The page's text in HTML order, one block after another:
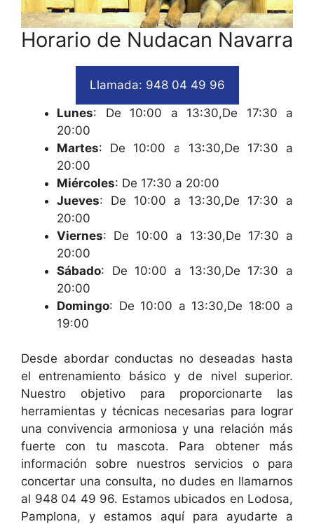
Horario de Nudacan Navarra
Llamada: 948 04 49 96
Lunes: De 10:00 a 13:30,De 17:30 a
20:00
Martes: De 10:00 a 13:30,De 17:30 a
20:00
Miércoles: De 17:30 a 20:00
Jueves: De 10:00 a 13:30,De 17:30 a
20:00
Viernes: De 10:00 a 13:30,De 17:30 a
20:00
Sábado: De 10:00 a 13:30,De 17:30 a
20:00
Domingo: De 10:00 a 13:30,De 18:00 a
19:00
Desde abordar conductas no deseadas hasta
el entrenamiento básico y de nivel superior.
Nuestro objetivo para proporcionarte las
herramientas y técnicas necesarias para lograr
una convivencia armoniosa y una relación más
fuerte con tu mascota. Para obtener más
información sobre nuestros servicios o para
concertar una consulta, no dudes en llamarnos
al 948 04 49 96. Estamos ubicados en Lodosa,
Pamplona, y estamos aquí para ayudarte a